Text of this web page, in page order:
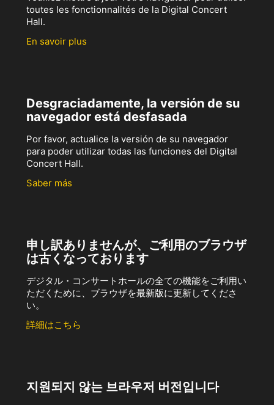
toutes les fonctionnalités de la Digital Concert
Hall.
En savoir plus
Desgraciadamente, la versión de su
navegador está desfasada
Por favor, actualice la versión de su navegador
para poder utilizar todas las funciones del Digital
Concert Hall.
Saber más
申し訳ありませんが、ご利用のブラウザ
は古くなっております
デジタル・コンサートホールの全ての機能をご利用い
ただくために、ブラウザを最新版に更新してくださ
い。
詳細はこちら
지원되지 않는 브라우저 버전입니다